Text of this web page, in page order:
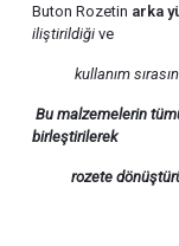
Buton Rozetin arka
iliştirildiği ve
kullanım
Bu malzemelerin
birleştirilerek
rozete